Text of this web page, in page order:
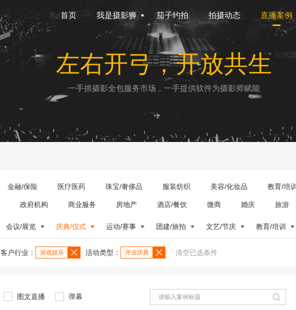
首页 我是摄影狮 茄子约拍 拍摄动态 直播案例
左右开弓，开放共生
一手抓摄影全包服务市场，一手提供软件为摄影师赋能
金融/保险 医疗医药 珠宝/奢侈品 服装纺织 美容/化妆品 教育/培训
政府机构 商业服务 房地产 酒店/餐饮 微商 婚庆 旅游
会议/展览 庆典/仪式 运动/赛事 团建/旅拍 文艺/节庆 教育/培训
客户行业： 游戏娱乐 活动类型： 开业庆典 清空已选条件
图文直播 弹幕